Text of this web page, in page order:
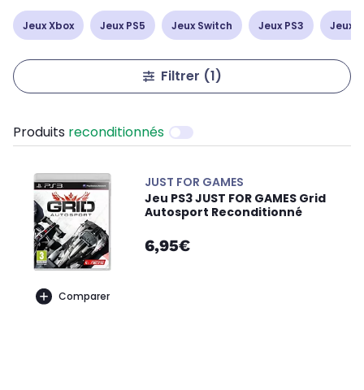
Jeux Xbox Jeux PS5 Jeux Switch Jeux PS3 Jeux
Filtrer (1)
Produits reconditionnés
Comparer
JUST FOR GAMES
Jeu PS3 JUST FOR GAMES Grid
Autosport Reconditionné
6,95€